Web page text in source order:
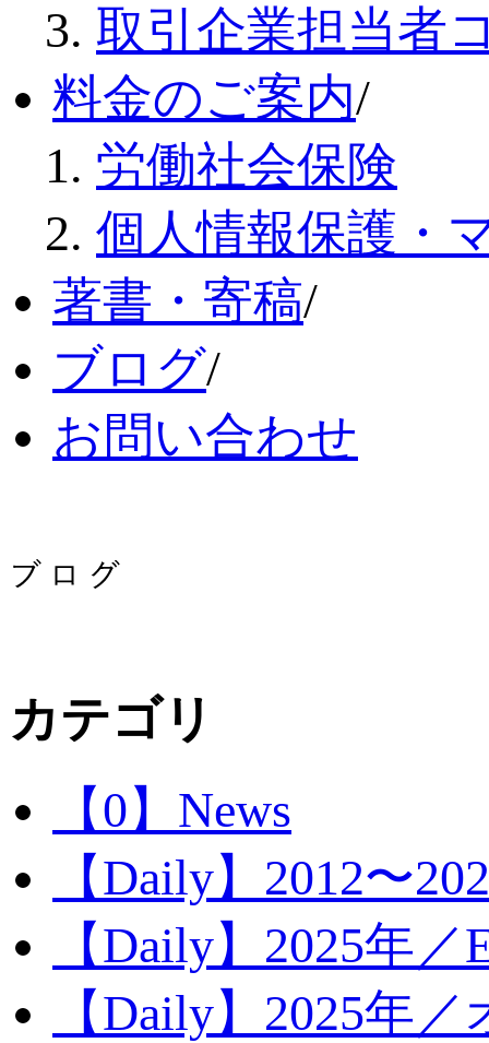
取引企業担当者
料金のご案内/
労働社会保険
個人情報保護・
著書・寄稿/
ブログ/
お問い合わせ
カテゴリ
【0】News
【Daily】2012〜
【Daily】2025年／
【Daily】2025年